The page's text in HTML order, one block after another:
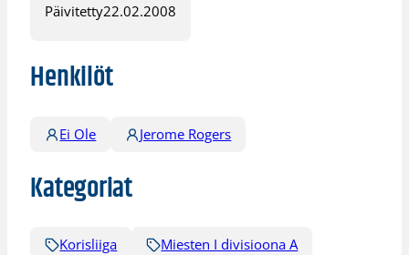
Päivitetty22.02.2008
Henkilöt
Ei Ole Jerome Rogers
Kategoriat
Korisliiga
Miesten I divisioona A